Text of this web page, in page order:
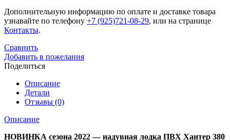
Дополнительную информацию по оплате и доставке товара
узнавайте по телефону +7 (925)721-08-29, или на странице
Контакты.
Сравнить
Добавить в пожелания
Поделиться
Описание
Детали
Отзывы (0)
Описание
НОВИНКА сезона 2022 — надувная лодка ПВХ Хантер 380